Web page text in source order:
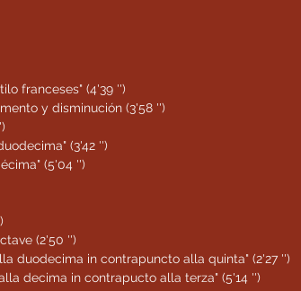
franceses" (4'39 '')
y disminución (3'58 '')
(3'42 '')
(5'04 '')
(2'50 '')
duodecima in contrapuncto alla quinta" (2'27 '')
decima in contrapucto alla terza" (5'14 '')